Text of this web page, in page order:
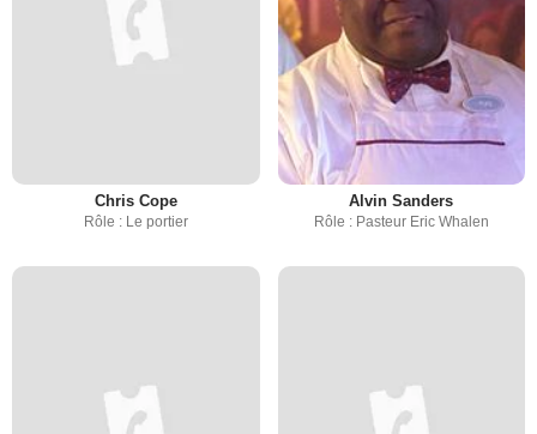
Chris Cope
Rôle : Le portier
Alvin Sanders
Rôle : Pasteur Eric Whalen